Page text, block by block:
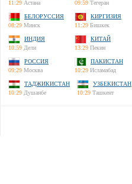
11:29 Астана
09:59 Тегеран
БЕЛОРУССИЯ
08:29 Минск
КИРГИЗИЯ
11:29 Бишкек
ИНДИЯ
10:59 Дели
КИТАЙ
13:29 Пекин
РОССИЯ
09:29 Москва
ПАКИСТАН
10:29 Исламабад
ТАДЖИКИСТАН
10:29 Душанбе
УЗБЕКИСТАН
10:29 Ташкент